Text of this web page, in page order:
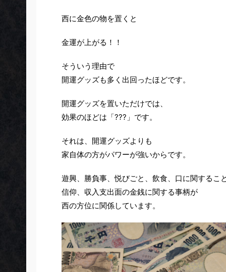
西に金色の物を置くと
金運が上がる！！
そういう理由で
開運グッズも多く出回ったほどです。
開運グッズを置いただけでは、
効果のほどは「???」です。
それは、開運グッズよりも
家自体の方がパワーが強いからです。
遊興、勝負事、悦びごと、飲食、口に関するこ
信仰、収入支出面の金銭に関する事柄が
西の方位に関係しています。